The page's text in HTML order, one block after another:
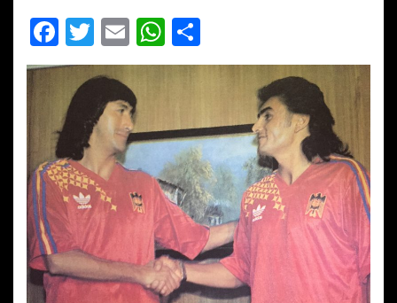
F
a
ce
b
o
o
k
T
wi
tt
er
E
m
ail
W
h
at
s
A
p
p
o
m
p
ar
tir